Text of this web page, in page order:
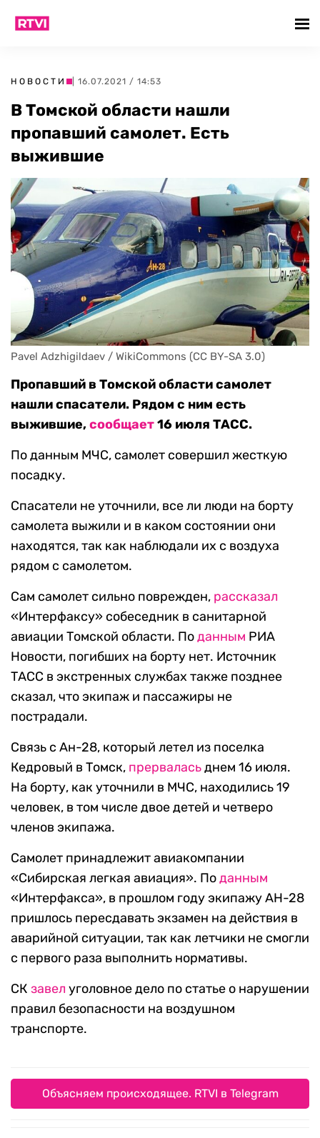
НОВОСТИ | 16.07.2021 / 14:53
В Томской области нашли
пропавший самолет. Есть
выжившие
Pavel Adzhigildaev / WikiCommons (CC BY-SA 3.0)
Пропавший в Томской области самолет
нашли спасатели. Рядом с ним есть
выжившие,сообщает16 июля ТАСС.
По данным МЧС, самолет совершил жесткую
посадку.
Спасатели не уточнили, все ли люди на борту
самолета выжили и в каком состоянии они
находятся, так как наблюдали их с воздуха
рядом с самолетом.
Сам самолет сильно поврежден, рассказал
«Интерфаксу» собеседник в санитарной
авиации Томской области. Поданным РИА
Новости, погибших на борту нет. Источник
ТАСС в экстренных службах также позднее
сказал, что экипаж и пассажиры не
пострадали.
Связь с Ан-28, который летел из поселка
Кедровый в Томск, прерваласьднем 16 июля.
На борту, как уточнили в МЧС, находились 19
человек, в том числе двое детей и четверо
членов экипажа.
Самолет принадлежит авиакомпании
«Сибирская легкая авиация». Поданным
«Интерфакса», в прошлом году экипажу АН-28
пришлось пересдавать экзамен на действия в
аварийной ситуации, так как летчики не смогли
с первого раза выполнить нормативы.
СК завел уголовное дело по статье о нарушении
правил безопасности на воздушном
транспорте.
Объясняем происходящее. RTVI в Telegram